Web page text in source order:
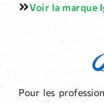
Voir la marque
Pour les